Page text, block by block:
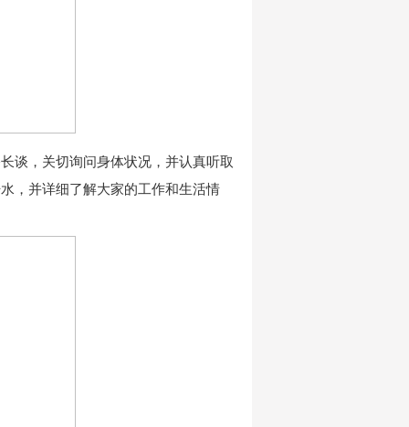
谈，关切询问身体状况，并认真听取
，并详细了解大家的工作和生活情